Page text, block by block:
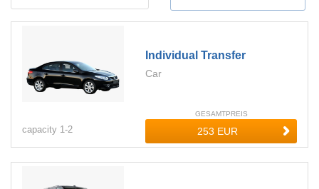
Individual Transfer
Car
capacity 1-2
GESAMTPREIS